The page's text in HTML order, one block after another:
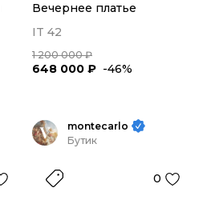
Вечернее платье
IT 42
1 200 000 ₽
648 000 ₽ -46%
montecarlo
Бутик
0